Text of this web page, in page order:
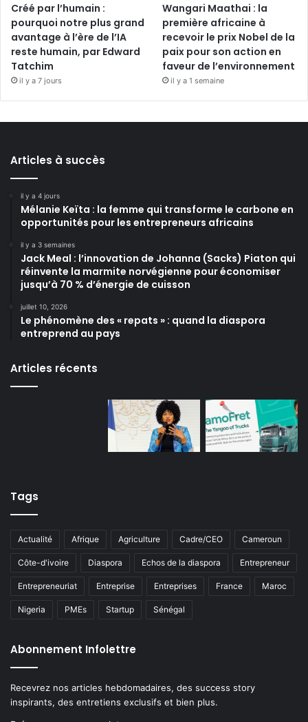
Créé par l’humain :
pourquoi notre plus grand
avantage à l’ère de l’IA
reste humain, par Edward
Tatchim
il y a 7 jours
Wangari Maathai : la
première africaine à
recevoir le prix Nobel de la
paix pour son action en
faveur de l’environnement
il y a 1 semaine
Articles à succès
il y a 4 jours
Mélanie Keïta : la femme qui transforme le carbone en
opportunités pour les entrepreneurs africains
il y a 3 semaines
Jack Meal : l’innovation de Johanna (Sacks) Piaton qui
réinvente la marmite norvégienne pour économiser
jusqu’à 70 % d’énergie de cuisson
juillet 10, 2026
Le phénomène des « repats » : quand la diaspora
entreprend au pays
Articles récents
Tags
Actualité Afrique Agriculture Cadre/CEO Cameroun
Côte-d'ivoire Diaspora Echos de la diaspora Entrepreneur
Entrepreneuriat Entreprise Entreprises France Maroc
Nigeria PMEs Startup Sénégal
Abonnement Infolettre
Recevrez nos articles hebdomadaires, des success story
inspirants, des entretiens exclusifs et bien plus.